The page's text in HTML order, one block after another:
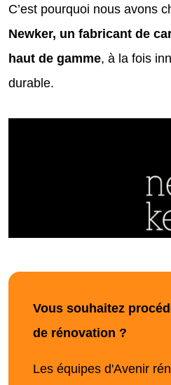
C’est pourquoi nous avons
Newker, un fabricant de
haut de gamme, à la fois
durable.
Vous souhaitez
de rénovation ?
Les équipes d'Avenir